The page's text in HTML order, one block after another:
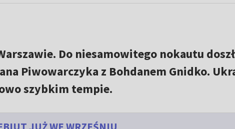
Do niesamowitego nokautu
Piwowarczyka z Bohdanem Gnidko.
szybkim tempie.